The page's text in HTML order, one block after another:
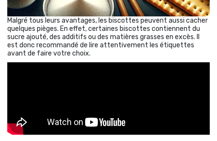
Malgré tous leurs avantages, les biscottes peuvent aussi cacher
quelques pièges. En effet, certaines biscottes contiennent du
sucre ajouté, des additifs ou des matières grasses en excès. Il
est donc recommandé de lire attentivement les étiquettes
avant de faire votre choix.